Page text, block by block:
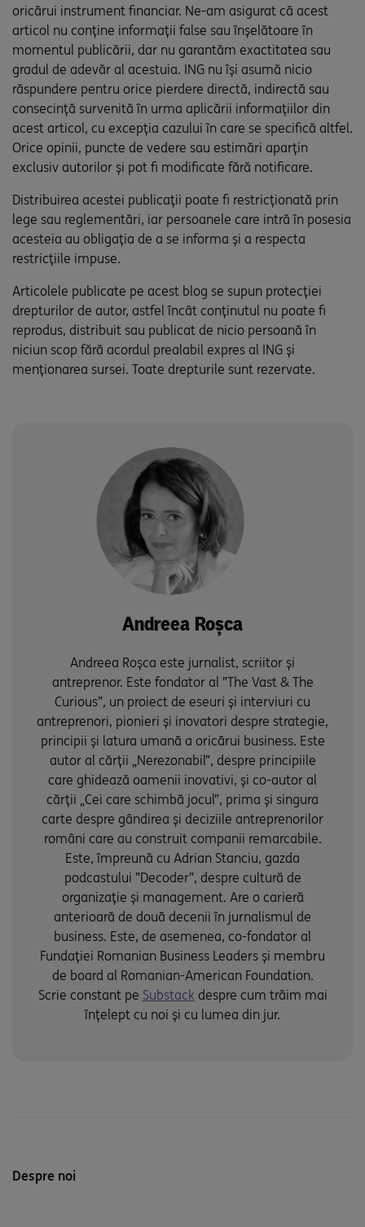
oricărui instrument financiar. Ne-am asigurat că acest
articol nu conține informații false sau înșelătoare în
momentul publicării, dar nu garantăm exactitatea sau
gradul de adevăr al acestuia. ING nu își asumă nicio
răspundere pentru orice pierdere directă, indirectă sau
consecință survenită în urma aplicării informațiilor din
acest articol, cu excepția cazului în care se specifică altfel.
Orice opinii, puncte de vedere sau estimări aparțin
exclusiv autorilor și pot fi modificate fără notificare.
Distribuirea acestei publicații poate fi restricționată prin
lege sau reglementări, iar persoanele care intră în posesia
acesteia au obligația de a se informa și a respecta
restricțiile impuse.
Articolele publicate pe acest blog se supun protecției
drepturilor de autor, astfel încât conținutul nu poate fi
reprodus, distribuit sau publicat de nicio persoană în
niciun scop fără acordul prealabil expres al ING și
menționarea sursei. Toate drepturile sunt rezervate.
Andreea Roșca
Andreea Roșca este jurnalist, scriitor și
antreprenor. Este fondator al ”The Vast & The
Curious”, un proiect de eseuri și interviuri cu
antreprenori, pionieri și inovatori despre strategie,
principii și latura umană a oricărui business. Este
autor al cărții „Nerezonabil”, despre principiile
care ghidează oamenii inovativi, și co-autor al
cărții „Cei care schimbă jocul”, prima și singura
carte despre gândirea și deciziile antreprenorilor
români care au construit companii remarcabile.
Este, împreună cu Adrian Stanciu, gazda
podcastului ”Decoder”, despre cultură de
organizație și management. Are o carieră
anterioară de două decenii în jurnalismul de
business. Este, de asemenea, co-fondator al
Fundației Romanian Business Leaders și membru
de board al Romanian-American Foundation.
Scrie constant pe Substack despre cum trăim mai
înțelept cu noi și cu lumea din jur.
Despre noi